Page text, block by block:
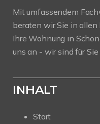
Mit umfassendem
beraten wir Sie in allen
Ihre Wohnung in
uns an - wir sind für Sie
INHALT
Start